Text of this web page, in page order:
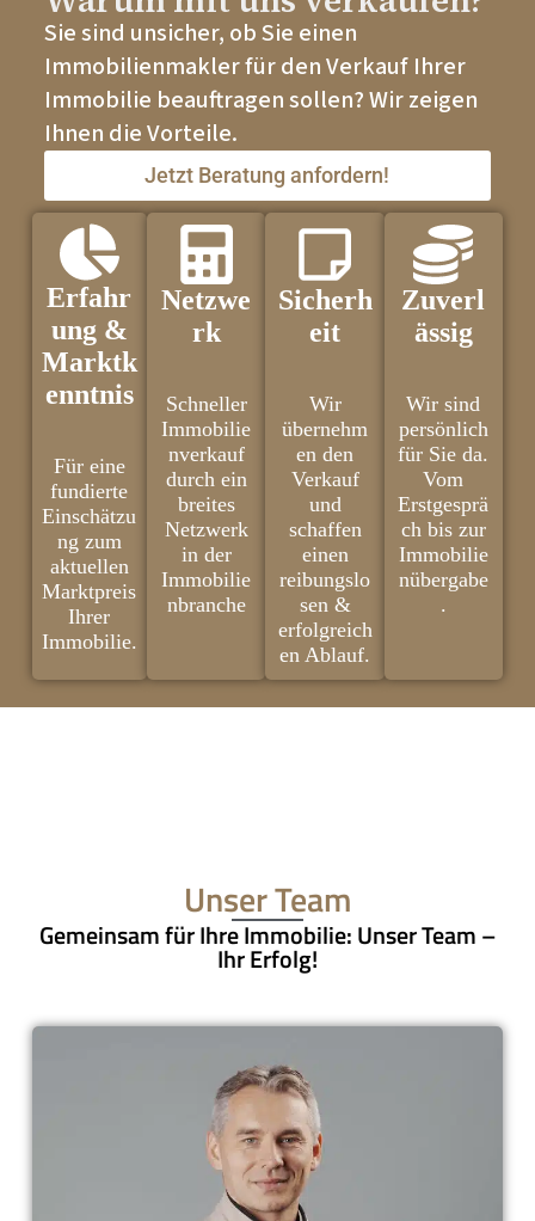
Sie sind unsicher, ob Sie einen
Immobilienmakler für den Verkauf Ihrer
Immobilie beauftragen sollen? Wir zeigen
Ihnen die Vorteile.
Jetzt Beratung anfordern!
Erfahr
ung &
Marktk
enntnis
Für eine
fundierte
Einschätzu
ng zum
aktuellen
Marktpreis
Ihrer
Immobilie.
Netzwe
rk
Schneller
Immobilie
nverkauf
durch ein
breites
Netzwerk
in der
Immobilie
nbranche
Sicherh
eit
Wir
übernehm
en den
Verkauf
und
schaffen
einen
reibungslo
sen &
erfolgreich
en Ablauf.
Zuverl
ässig
Wir sind
persönlich
für Sie da.
Vom
Erstgesprä
ch bis zur
Immobilie
nübergabe
.
Unser Team
Gemeinsam für Ihre Immobilie: Unser Team –
Ihr Erfolg!